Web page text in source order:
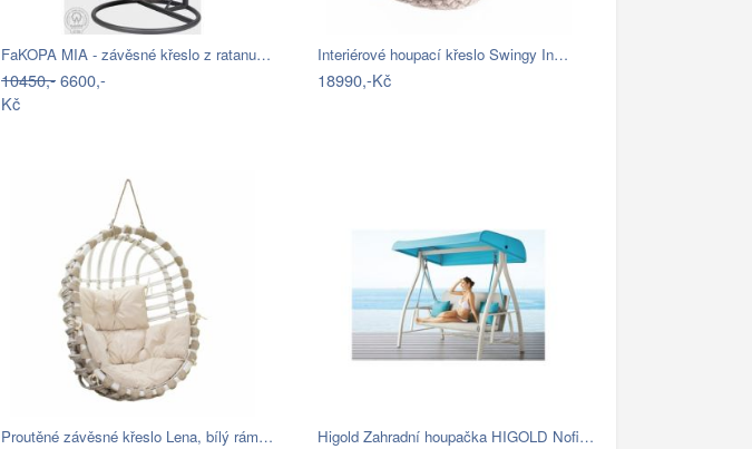
FaKOPA MIA - závěsné křeslo z ratanu…
10450,-6600,-
Kč
Interiérové houpací křeslo Swingy In…
18990,-Kč
Proutěné závěsné křeslo Lena, bílý rám… Higold Zahradní houpačka HIGOLD Nofi…